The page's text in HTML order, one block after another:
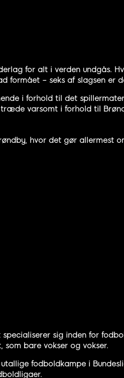
for alt i verden undgås.
formået – seks af slagsen er
i forhold til det
varsomt i forhold til
hvor det gør allermest
sig inden for
bare vokser og vokser.
fodboldkampe i